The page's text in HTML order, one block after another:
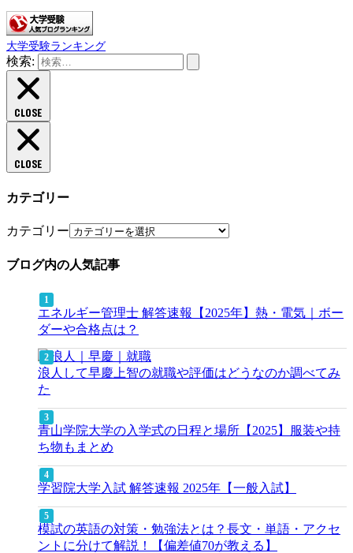
大学受験ランキング
検索:
CLOSE
CLOSE
カテゴリー
カテゴリー
ブログ内の人気記事
エネルギー管理士 解答速報【2025年】熱・電気｜ボー
ダーや合格点は？
浪人して早慶上智の就職や評価はどうなのか調べてみ
た
青山学院大学の入学式の日程と場所【2025】服装や持
ち物もまとめ
学習院大学入試 解答速報 2025年【一般入試】
模試の英語の対策・勉強法とは？長文・単語・アクセ
ントに分けて解説！【偏差値70が教える】